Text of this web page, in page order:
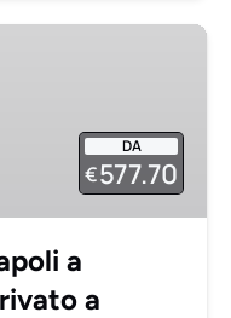
DA
€577.70
a
a